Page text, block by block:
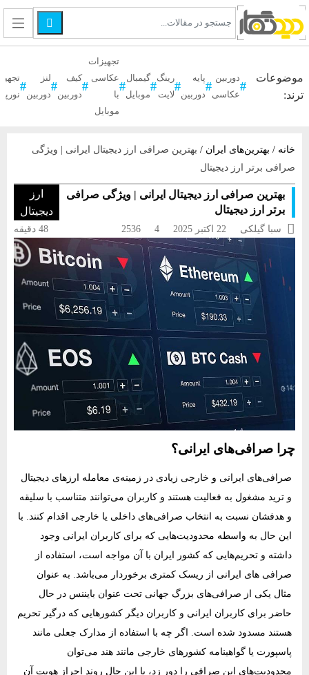

موضوعات
ترند:
دوربین
عکاسی
پایه
دوربین
رینگ
لایت
گیمبال
موبایل
تجهیزات
عکاسی
با
موبایل
کیف
دوربین
لنز
دوربین
خانه / بهترین‌های ایران / بهترین صرافی ارز دیجیتال ایرانی | ویژگی
صرافی برتر ارز دیجیتال
بهترین صرافی ارز دیجیتال ایرانی | ویژگی صرافی
برتر ارز دیجیتال
ارز
دیجیتال
 سبا گیلکی 22 اکتبر 2025 4
2536 48 دقیقه
چرا صرافی‌های ایرانی؟
صرافی‌های ایرانی و خارجی زیادی در زمینه‌‌ی معامله‌ ارزهای دیجیتال
و ترید مشغول به فعالیت هستند و کاربران می‌توانند متناسب با سلیقه
و هدفشان نسبت به انتخاب صرافی‌های داخلی یا خارجی اقدام کنند. با
این حال به واسطه‌ محدودیت‌هایی که برای کاربران ایرانی وجود
داشته و تحریم‌هایی که کشور ایران با آن مواجه است، استفاده از
صرافی‌ های ایرانی از ریسک کمتری برخوردار می‌باشد. به عنوان
مثال یکی از صرافی‌های بزرگ جهانی تحت عنوان بایننس در حال
حاضر برای کاربران ایرانی و کاربران دیگر کشورهایی که درگیر تحریم
هستند مسدود شده است. اگر چه با استفاده از مدارک جعلی مانند
پاسپورت یا گواهینامه‌ کشورهای خارجی مانند هند می‌توان
محدودیت‌های این صرافی‌ را دور زد، با این حال روند احراز هویت آن